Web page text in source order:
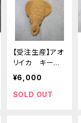
【受注生産】アオ
リイカ キーポ
ーチ
¥6,000
SOLD OUT